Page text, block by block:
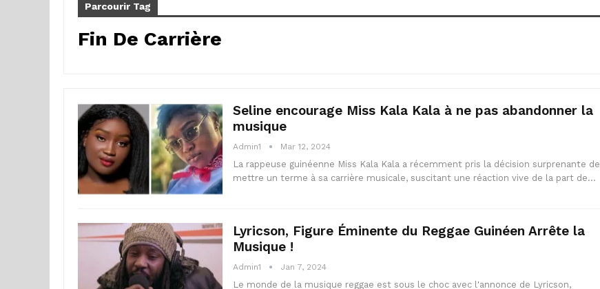
Parcourir Tag
Fin De Carrière
Seline encourage Miss Kala Kala à ne pas abandonner la
musique
Admin1 Mar 12, 2024
La rappeuse guinéenne Miss Kala Kala a récemment pris la décision surprenante de
mettre un terme à sa carrière musicale, suscitant une réaction vive de la part de…
Lyricson, Figure Éminente du Reggae Guinéen Arrête la
Musique !
Admin1 Jan 7, 2024
Le monde de la musique reggae est sous le choc avec l'annonce de Lyricson,